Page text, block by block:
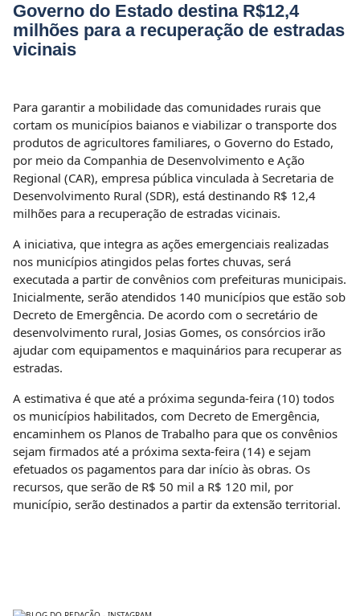
Governo do Estado destina R$12,4
milhões para a recuperação de estradas
vicinais
Para garantir a mobilidade das comunidades rurais que
cortam os municípios baianos e viabilizar o transporte dos
produtos de agricultores familiares, o Governo do Estado,
por meio da Companhia de Desenvolvimento e Ação
Regional (CAR), empresa pública vinculada à Secretaria de
Desenvolvimento Rural (SDR), está destinando R$ 12,4
milhões para a recuperação de estradas vicinais.
A iniciativa, que integra as ações emergenciais realizadas
nos municípios atingidos pelas fortes chuvas, será
executada a partir de convênios com prefeituras municipais.
Inicialmente, serão atendidos 140 municípios que estão sob
Decreto de Emergência. De acordo com o secretário de
desenvolvimento rural, Josias Gomes, os consórcios irão
ajudar com equipamentos e maquinários para recuperar as
estradas.
A estimativa é que até a próxima segunda-feira (10) todos
os municípios habilitados, com Decreto de Emergência,
encaminhem os Planos de Trabalho para que os convênios
sejam firmados até a próxima sexta-feira (14) e sejam
efetuados os pagamentos para dar início às obras. Os
recursos, que serão de R$ 50 mil a R$ 120 mil, por
município, serão destinados a partir da extensão territorial.